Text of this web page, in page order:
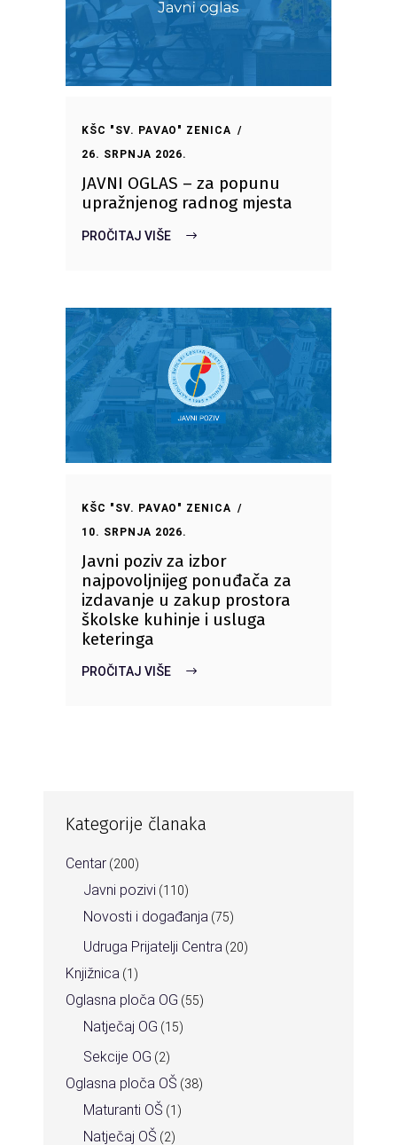
KŠC "SV. PAVAO" ZENICA
26. SRPNJA 2026.
JAVNI OGLAS – za popunu
upražnjenog radnog mjesta
PROČITAJ VIŠE
KŠC "SV. PAVAO" ZENICA
10. SRPNJA 2026.
Javni poziv za izbor
najpovoljnijeg ponuđača za
izdavanje u zakup prostora
školske kuhinje i usluga
keteringa
PROČITAJ VIŠE
Kategorije članaka
Centar (200)
Javni pozivi (110)
Novosti i događanja (75)
Udruga Prijatelji Centra (20)
Knjižnica (1)
Oglasna ploča OG (55)
Natječaj OG (15)
Sekcije OG (2)
Oglasna ploča OŠ (38)
Maturanti OŠ (1)
Natječaj OŠ (2)